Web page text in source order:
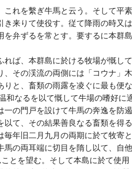
れを繫ぎ牛馬と云う。そして平
来りて使役す。従て降雨の時又は
弁ずるを常とす。要するに本群島
ば、本群島に於ける牧場が慨して
その渓流の両側には「コウナ」木
りと、畜類の雨露を凌ぐに最も便な
和なるを以て慨して牛場の嗜好に
の門戸を設けて牛馬の奔逸を防遏
て、その結果善良なる畜類を得る
年旧二月九月の両期に於て牧寄と
の両耳端に切目を隋し以て、自他
とを望む。そして本島に於て使用